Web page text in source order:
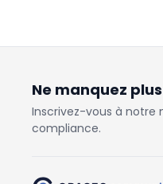
Ne manquez
Inscrivez-vous à notre
compliance.